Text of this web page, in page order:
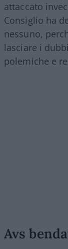
attaccato
Consiglio ha
nessuno,
lasciare i
polemiche e
Avs